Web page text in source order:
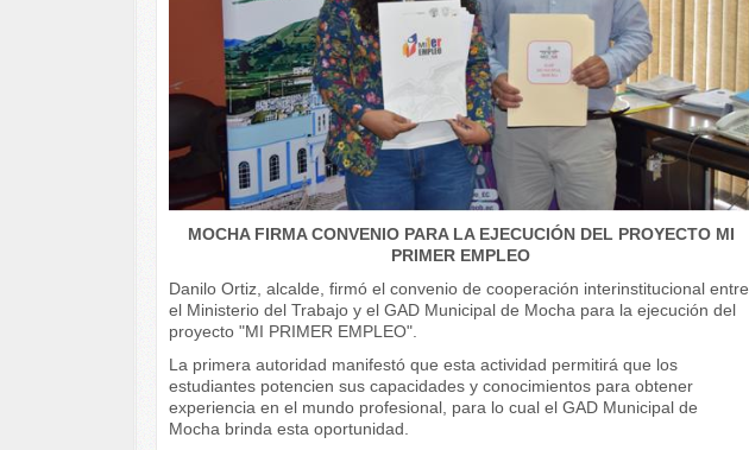
MOCHA FIRMA CONVENIO PARA LA EJECUCIÓN DEL PROYECTO MI
PRIMER EMPLEO
Danilo Ortiz, alcalde, firmó el convenio de cooperación interinstitucional entre
el Ministerio del Trabajo y el GAD Municipal de Mocha para la ejecución del
proyecto "MI PRIMER EMPLEO".
La primera autoridad manifestó que esta actividad permitirá que los
estudiantes potencien sus capacidades y conocimientos para obtener
experiencia en el mundo profesional, para lo cual el GAD Municipal de
Mocha brinda esta oportunidad.